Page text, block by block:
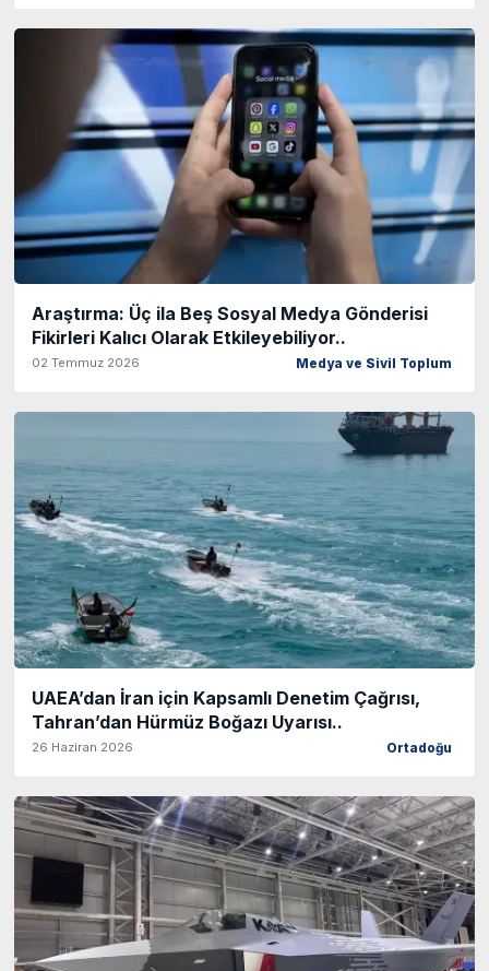
Araştırma: Üç ila Beş Sosyal Medya Gönderisi
Fikirleri Kalıcı Olarak Etkileyebiliyor..
02 Temmuz 2026 Medya ve Sivil Toplum
UAEA’dan İran için Kapsamlı Denetim Çağrısı,
Tahran’dan Hürmüz Boğazı Uyarısı..
26 Haziran 2026 Ortadoğu